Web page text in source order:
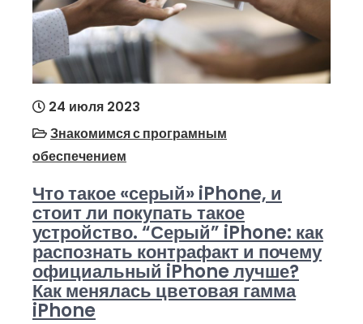
24 июля 2023
Знакомимся с програмным
обеспечением
Что такое «серый» iPhone, и
стоит ли покупать такое
устройство. “Серый” iPhone: как
распознать контрафакт и почему
официальный iPhone лучше?
Как менялась цветовая гамма
iPhone